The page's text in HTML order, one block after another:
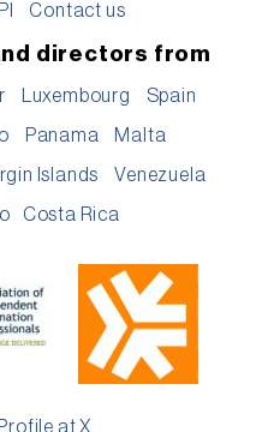
Contact us
directors from
Luxembourg Spain
Panama Malta
Islands Venezuela
Costa Rica
at X